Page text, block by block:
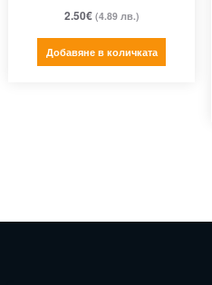
2.50€ (4.89 лв.)
Добавяне в количката